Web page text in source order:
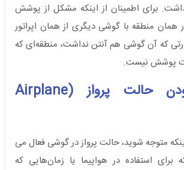
برای اطمینان از اینکه مشکل از پوشش
همان منطقه با گوشی دیگری از همان اپراتور
که آن گوشی هم آنتن نداشت، منطقه‌ای که
پوشش نیست.
فعال بودن حالت پرواز (Airplane
متوجه شوید، حالت پرواز در گوشی فعال می
استفاده در هواپیما یا زمان‌هایی که